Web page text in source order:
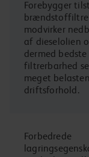
Forebygger
modvirker
af dieselolien
dermed bedste
filtrerbarhed
meget
driftsforhold.
Forbedrede